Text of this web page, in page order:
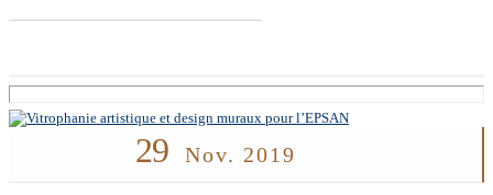
29 Nov. 2019